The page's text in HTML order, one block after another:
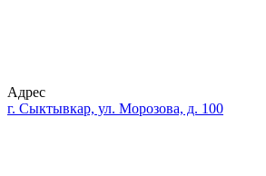
Адрес
г. Сыктывкар, ул. Морозова, д. 100